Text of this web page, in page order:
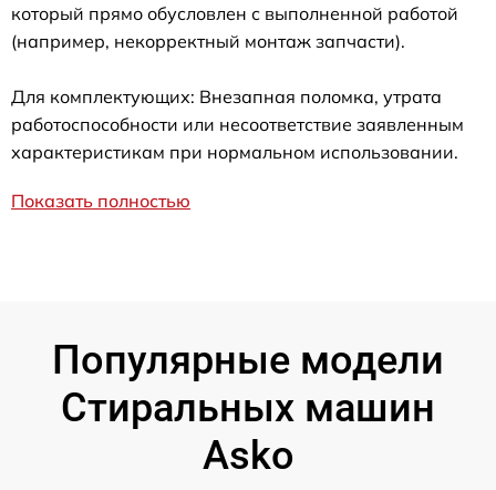
который прямо обусловлен с выполненной работой
(например, некорректный монтаж запчасти).
Для комплектующих: Внезапная поломка, утрата
работоспособности или несоответствие заявленным
характеристикам при нормальном использовании.
Показать полностью
Популярные модели
Стиральных машин
Asko